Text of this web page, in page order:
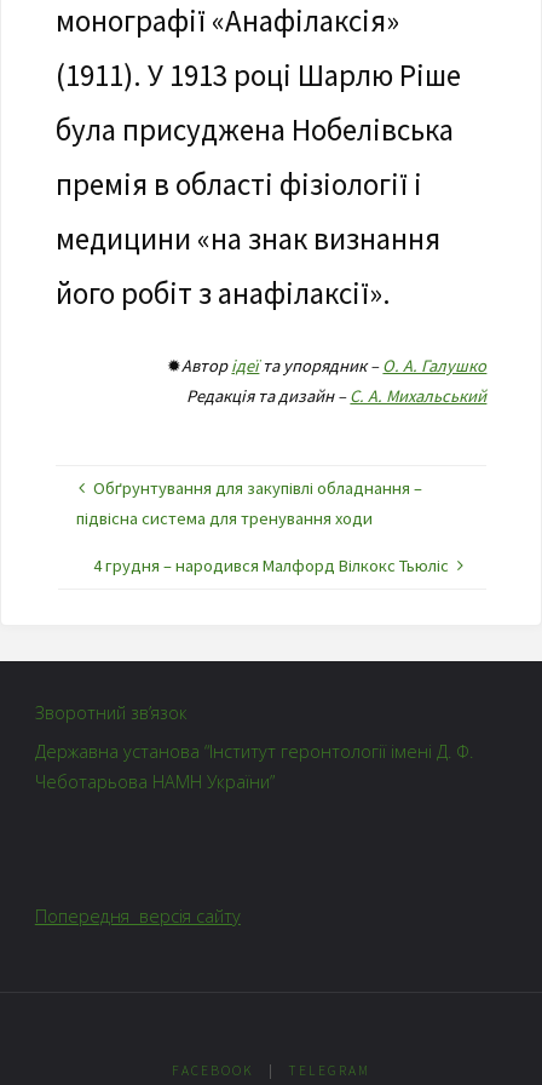
монографії «Анафілаксія»
(1911). У 1913 році Шарлю Ріше
була присуджена Нобелівська
премія в області фізіології і
медицини «на знак визнання
його робіт з анафілаксії».
✹Авторідеїта упорядник –О. А. Галушко
Редакція та дизайн –С. А. Михальський
Обґрунтування для закупівлі обладнання –
підвісна система для тренування ходи
4 грудня – народився Малфорд Вілкокс Тьюліс
Зворотний зв’язок
Державна установа “Інститут геронтології імені Д. Ф.
Чеботарьова НАМН України”
Попередня версія сайту
FACEBOOK | TELEGRAM